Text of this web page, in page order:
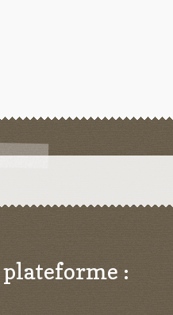
plateforme :